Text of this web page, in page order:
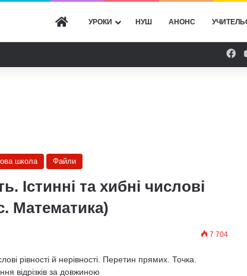
ГОЛОВНА
УРОКИ НУШ АНОНС
школа Файли
Істинні та хибні числові
Математика)
7 704
рівності й нерівності. Перетин прямих. Точка.
відрізків за довжиною